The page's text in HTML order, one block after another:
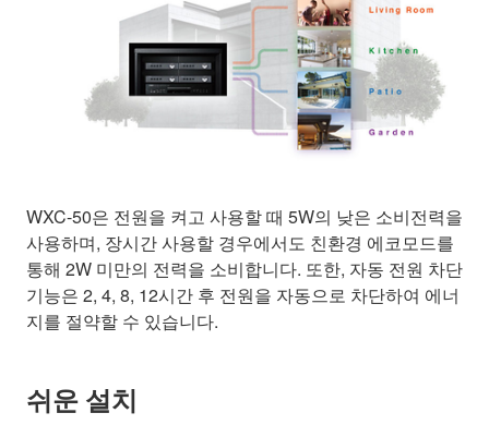
WXC-50은 전원을 켜고 사용할 때 5W의 낮은 소비전력을
사용하며, 장시간 사용할 경우에서도 친환경 에코모드를
통해 2W 미만의 전력을 소비합니다. 또한, 자동 전원 차단
기능은 2, 4, 8, 12시간 후 전원을 자동으로 차단하여 에너
지를 절약할 수 있습니다.
쉬운 설치